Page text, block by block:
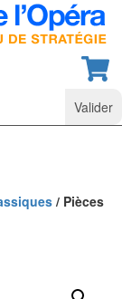
/ Pièces